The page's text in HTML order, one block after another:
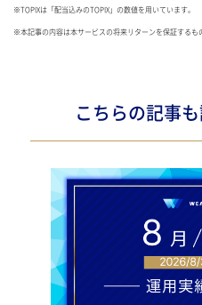
※TOPIXは「配当込みのTOPIX」の数値を用いています。
※本記事の内容は本サービスの将来リターンを保証するも
こちらの記事